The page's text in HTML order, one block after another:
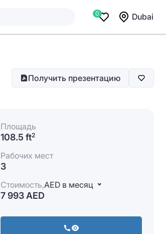
0 Dubai
Получить презентацию
Площадь
108.5 ft2
Рабочих мест
3
Стоимость,AED в месяц
7 993 AED